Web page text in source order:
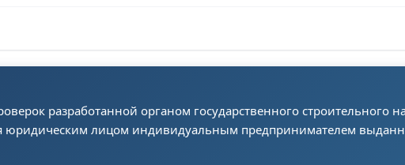
разработанной органом государственного строительного
юридическим лицом индивидуальным предпринимателем